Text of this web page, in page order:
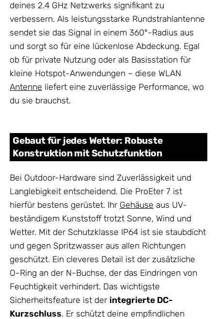
deines 2.4 GHz Netzwerks signifikant zu
verbessern. Als leistungsstarke Rundstrahlantenne
sendet sie das Signal in einem 360°-Radius aus
und sorgt so für eine lückenlose Abdeckung. Egal
ob für private Nutzung oder als Basisstation für
kleine Hotspot-Anwendungen – diese WLAN
Antenne liefert eine zuverlässige Performance, wo
du sie brauchst.
Gebaut für jedes Wetter: Robuste
Konstruktion mit Schutzfunktion
Bei Outdoor-Hardware sind Zuverlässigkeit und
Langlebigkeit entscheidend. Die ProEter 7 ist
hierfür bestens gerüstet. Ihr Gehäuse aus UV-
beständigem Kunststoff trotzt Sonne, Wind und
Wetter. Mit der Schutzklasse IP64 ist sie staubdicht
und gegen Spritzwasser aus allen Richtungen
geschützt. Ein cleveres Detail ist der zusätzliche
O-Ring an der N-Buchse, der das Eindringen von
Feuchtigkeit verhindert. Das wichtigste
Sicherheitsfeature ist der integrierte DC-
Kurzschluss. Er schützt deine empfindlichen